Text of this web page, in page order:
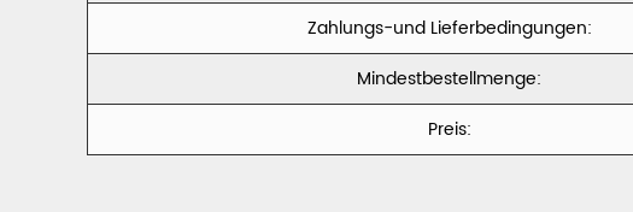
Zahlungs-und Lieferbedingungen:
Mindestbestellmenge:
Preis: